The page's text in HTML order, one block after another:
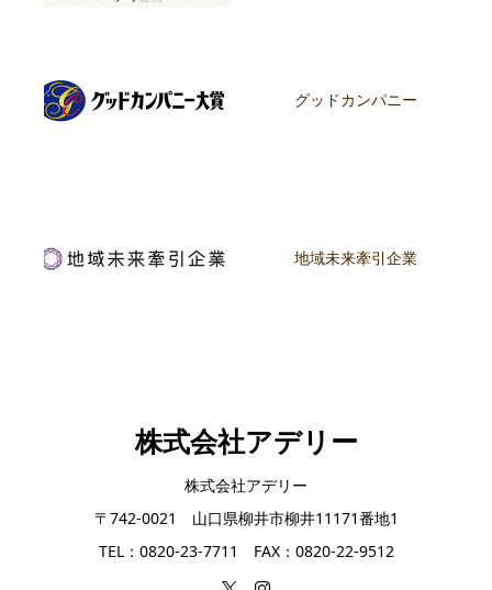
グッドカンパニー
地域未来牽引企業
株式会社アデリー
株式会社アデリー
〒742-0021 山口県柳井市柳井11171番地1
TEL：0820-23-7711 FAX：0820-22-9512